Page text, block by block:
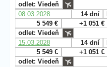
odlet: Viedeň
08.03.2028
14 dní
5 549 €
+1 051 €
odlet: Viedeň
15.03.2028
14 dní
5 549 €
+1 051 €
odlet: Viedeň